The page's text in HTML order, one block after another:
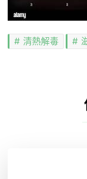
清熱解毒